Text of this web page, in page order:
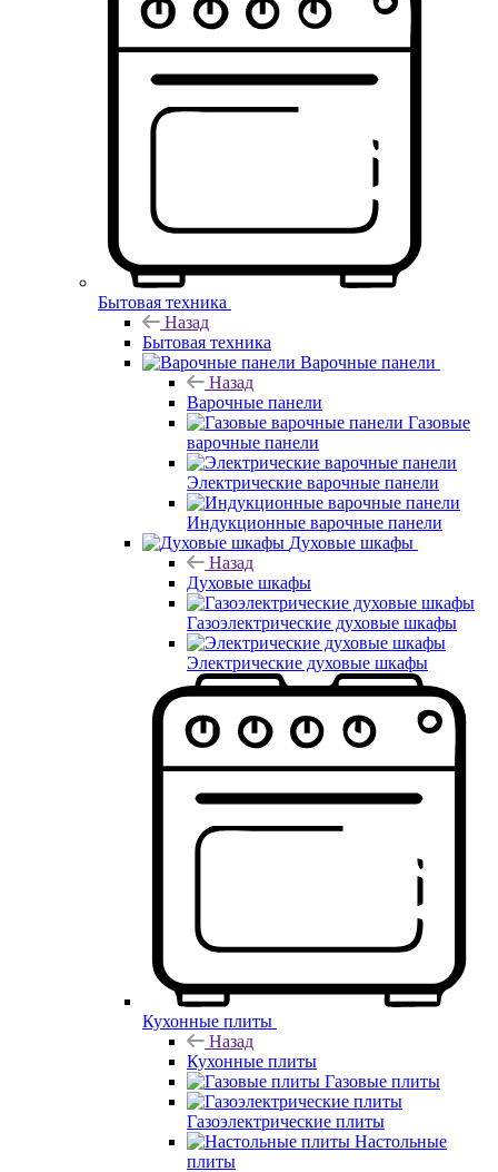
Бытовая техника
Назад
Бытовая техника
Варочные панели
Назад
Варочные панели
Газовые
варочные панели
Электрические варочные панели
Индукционные варочные панели
Духовые шкафы
Назад
Духовые шкафы
Газоэлектрические духовые шкафы
Электрические духовые шкафы
Кухонные плиты
Назад
Кухонные плиты
Газовые плиты
Газоэлектрические плиты
Настольные
плиты